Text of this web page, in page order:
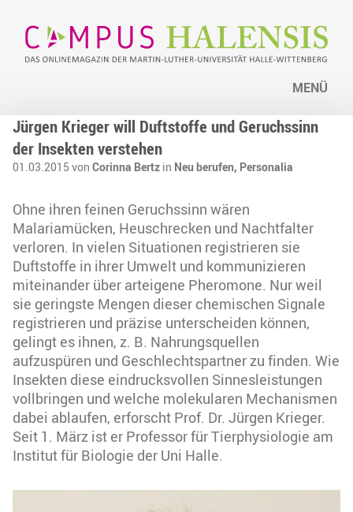
MENÜ
Jürgen Krieger will Duftstoffe und Geruchssinn
der Insekten verstehen
01.03.2015 von Corinna Bertz in Neu berufen, Personalia
Ohne ihren feinen Geruchssinn wären
Malariamücken, Heuschrecken und Nachtfalter
verloren. In vielen Situationen registrieren sie
Duftstoffe in ihrer Umwelt und kommunizieren
miteinander über arteigene Pheromone. Nur weil
sie geringste Mengen dieser chemischen Signale
registrieren und präzise unterscheiden können,
gelingt es ihnen, z. B. Nahrungsquellen
aufzuspüren und Geschlechtspartner zu finden. Wie
Insekten diese eindrucksvollen Sinnesleistungen
vollbringen und welche molekularen Mechanismen
dabei ablaufen, erforscht Prof. Dr. Jürgen Krieger.
Seit 1. März ist er Professor für Tierphysiologie am
Institut für Biologie der Uni Halle.